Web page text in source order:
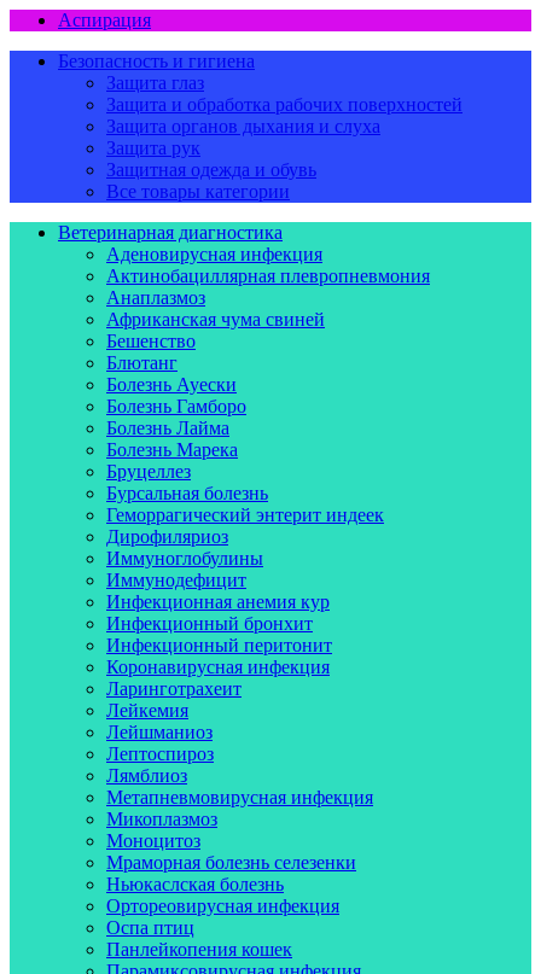
Аспирация
Безопасность и гигиена
Защита глаз
Защита и обработка рабочих поверхностей
Защита органов дыхания и слуха
Защита рук
Защитная одежда и обувь
Все товары категории
Ветеринарная диагностика
Аденовирусная инфекция
Актинобациллярная плевропневмония
Анаплазмоз
Африканская чума свиней
Бешенство
Блютанг
Болезнь Ауески
Болезнь Гамборо
Болезнь Лайма
Болезнь Марека
Бруцеллез
Бурсальная болезнь
Геморрагический энтерит индеек
Дирофиляриоз
Иммуноглобулины
Иммунодефицит
Инфекционная анемия кур
Инфекционный бронхит
Инфекционный перитонит
Коронавирусная инфекция
Ларинготрахеит
Лейкемия
Лейшманиоз
Лептоспироз
Лямблиоз
Метапневмовирусная инфекция
Микоплазмоз
Моноцитоз
Мраморная болезнь селезенки
Ньюкаслская болезнь
Ортореовирусная инфекция
Оспа птиц
Панлейкопения кошек